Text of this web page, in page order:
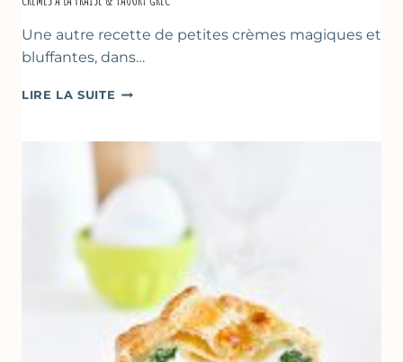
Une autre recette de petites crèmes magiques et
bluffantes, dans…
LIRE LA SUITE CRÈMES
FRAISE
YAOURT
GREC